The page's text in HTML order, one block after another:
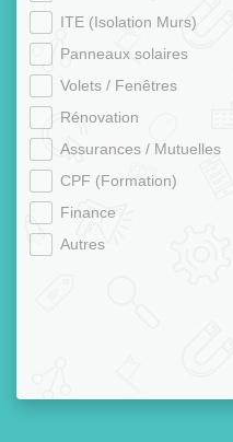
ITE (Isolation Murs)
Panneaux solaires
Volets / Fenêtres
Rénovation
Assurances / Mutuelles
CPF (Formation)
Finance
Autres